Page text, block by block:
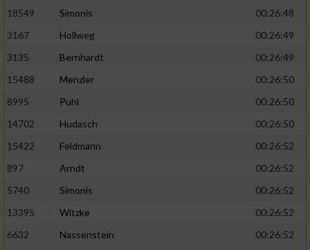
18549
Simonis
00:26:48
3167
Hollweg
00:26:49
3135
Bernhardt
00:26:49
15488
Menzler
00:26:50
8995
Puhl
00:26:50
14702
Hudasch
00:26:50
15422
Feldmann
00:26:52
897
Arndt
00:26:52
5740
Simonis
00:26:52
13395
Witzke
00:26:52
6632
Nassenstein
00:26:52